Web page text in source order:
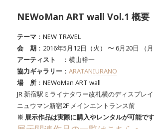
NEWoMan ART wall Vol.1 概要
テーマ ：NEW TRAVEL
会 期 ：2016年5月12日（火） 〜 6月20日 （月
アーティスト
：横山裕一
協力ギャラリー ： ARATANIURANO
場 所 ：NEWoMan ART wall
JR 新宿駅ミライナタワー改札横のディスプレイ
ニュウマン新宿2F メインエントランス前
※ 展示作品は実際に購入やレンタルが可能です